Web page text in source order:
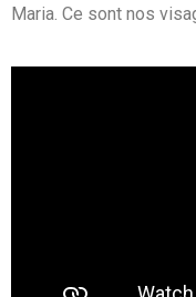
Maria. Ce sont nos